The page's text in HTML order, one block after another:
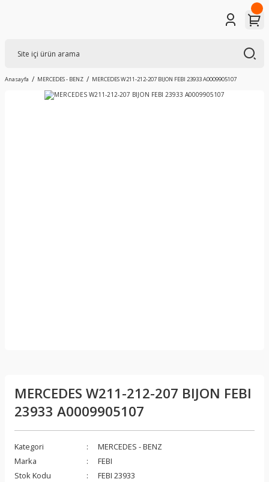
Anasayfa MERCEDES - BENZ MERCEDES W211-212-207 BIJON FEBI 23933 A0009905107
MERCEDES W211-212-207 BIJON FEBI
23933 A0009905107
Kategori
MERCEDES - BENZ
Marka
FEBI
Stok Kodu
FEBI 23933